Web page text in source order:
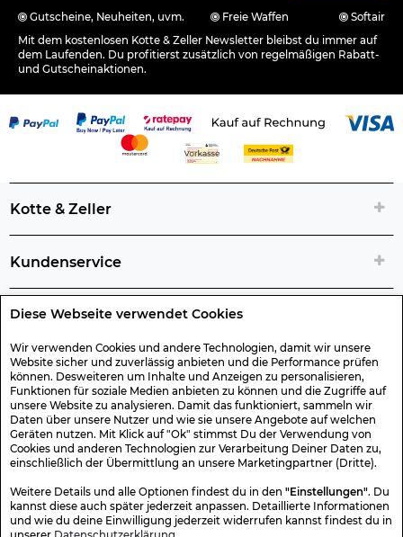
Diese Webseite verwendet Cookies
Wir verwenden Cookies und andere Technologien, damit wir unsere
Website sicher und zuverlässig anbieten und die Performance prüfen
können. Desweiteren um Inhalte und Anzeigen zu personalisieren,
Funktionen für soziale Medien anbieten zu können und die Zugriffe auf
unsere Website zu analysieren. Damit das funktioniert, sammeln wir
Daten über unsere Nutzer und wie sie unsere Angebote auf welchen
Geräten nutzen. Mit Klick auf "Ok" stimmst Du der Verwendung von
Cookies und anderen Technologien zur Verarbeitung Deiner Daten zu,
einschließlich der Übermittlung an unsere Marketingpartner (Dritte).
Weitere Details und alle Optionen findest du in den "Einstellungen". Du
kannst diese auch später jederzeit anpassen. Detaillierte Informationen
und wie du deine Einwilligung jederzeit widerrufen kannst findest du in
Gutscheine, Neuheiten, uvm. Freie Waffen
Softair
Mit dem kostenlosen Kotte & Zeller Newsletter bleibst du immer auf
dem Laufenden. Du profitierst zusätzlich von regelmäßigen Rabatt-
und Gutscheinaktionen.
Kotte & Zeller
Kundenservice
Rechtliche Artikelinfos
Geschenk-Gutscheine
Versand & Rücksendung
Sicher Einkaufen